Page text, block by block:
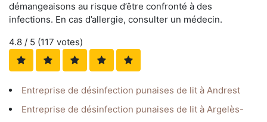
démangeaisons au risque d’être confronté à des
infections. En cas d’allergie, consulter un médecin.
4.8 / 5 (117 votes)
Entreprise de désinfection punaises de lit à Andrest
Entreprise de désinfection punaises de lit à Argelès-